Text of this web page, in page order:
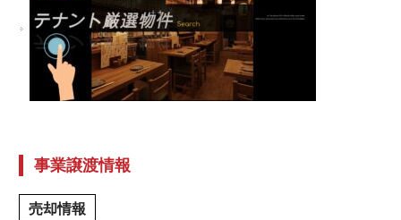
事業譲渡情報
売却情報